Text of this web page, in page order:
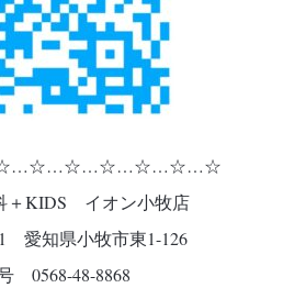
＋KIDS イオン小牧店
愛知県小牧市東1-126
0568-48-8868